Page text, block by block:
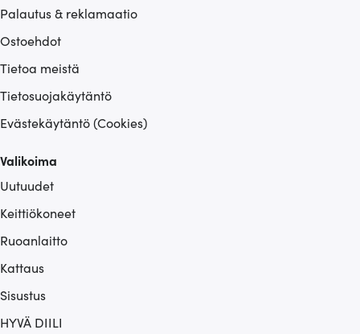
Palautus & reklamaatio
Ostoehdot
Tietoa meistä
Tietosuojakäytäntö
Evästekäytäntö (Cookies)
Valikoima
Uutuudet
Keittiökoneet
Ruoanlaitto
Kattaus
Sisustus
HYVÄ DIILI